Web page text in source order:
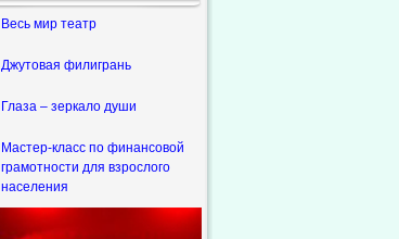
Весь мир театр
Джутовая филигрань
Глаза – зеркало души
Мастер-класс по финансовой
грамотности для взрослого
населения